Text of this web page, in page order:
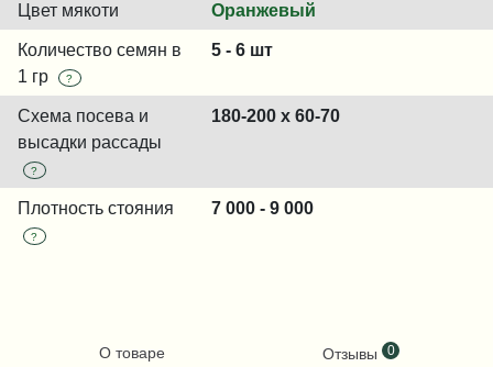
Цвет мякоти Оранжевый
Количество семян в
1 гр
?
5 - 6 шт
Схема посева и
высадки рассады
?
180-200 x 60-70
Плотность стояния
?
7 000 - 9 000
О товаре Отзывы 0